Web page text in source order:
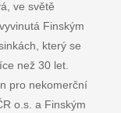
ve světě
Finským
který se
než 30 let.
pro nekomerční
o.s. a Finským